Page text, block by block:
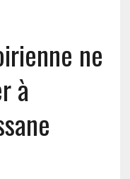
ne
à